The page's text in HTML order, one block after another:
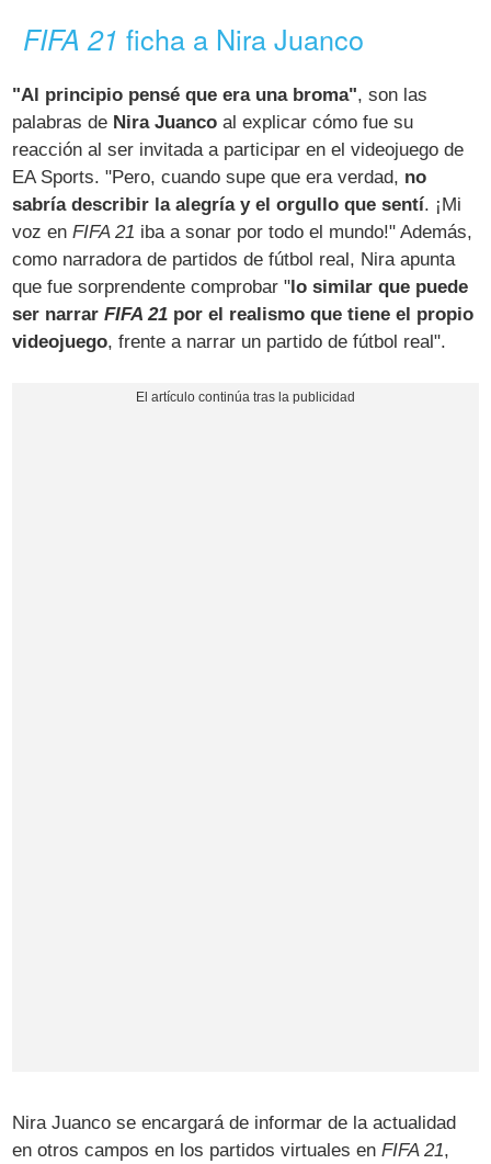
FIFA 21 ficha a Nira Juanco
"Al principio pensé que era una broma", son las
palabras de Nira Juanco al explicar cómo fue su
reacción al ser invitada a participar en el videojuego de
EA Sports. "Pero, cuando supe que era verdad, no
sabría describir la alegría y el orgullo que sentí. ¡Mi
voz enFIFA 21 iba a sonar por todo el mundo!" Además,
como narradora de partidos de fútbol real, Nira apunta
que fue sorprendente comprobar " lo similar que puede
ser narrarFIFA 21 por el realismo que tiene el propio
videojuego, frente a narrar un partido de fútbol real".
Nira Juanco se encargará de informar de la actualidad
en otros campos en los partidos virtuales enFIFA 21,